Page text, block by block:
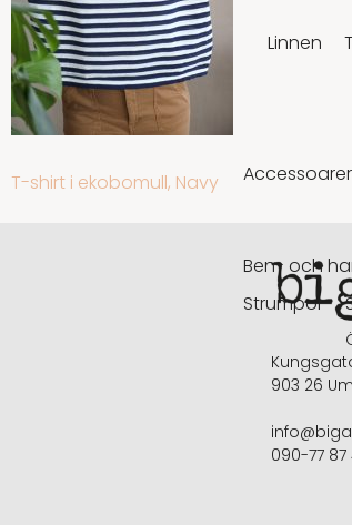
Linnen
Ben- och
Strumpor
INLÄGGSNAVIGERING
T-shirt i ekobomull, Navy
903 26
090-77 87